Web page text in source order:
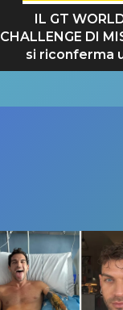
IL GT
CHALLENGE DI
si riconferma
GRANDE